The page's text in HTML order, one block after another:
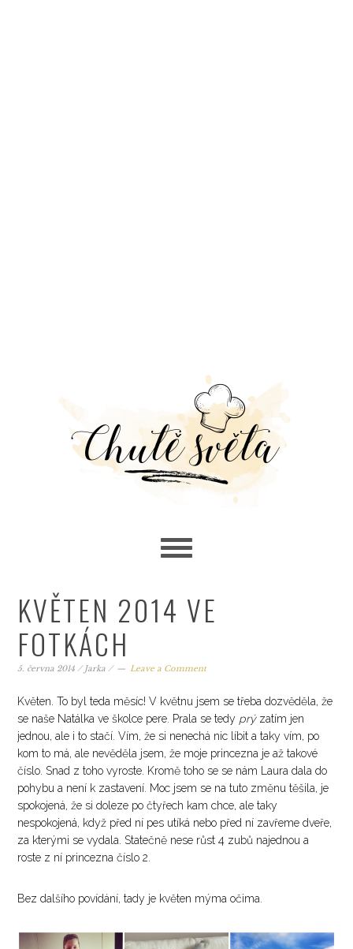
KVĚTEN 2014 VE
FOTKÁCH
5. června 2014 /Jarka / Leave a Comment
Květen. To byl teda měsíc! V květnu jsem se třeba dozvěděla, že
se naše Natálka ve školce pere. Prala se tedy prý zatím jen
jednou, ale i to stačí. Vím, že si nenechá nic líbit a taky vím, po
kom to má, ale nevěděla jsem, že moje princezna je až takové
číslo. Snad z toho vyroste. Kromě toho se se nám Laura dala do
pohybu a není k zastavení. Moc jsem se na tuto změnu těšila, je
spokojená, že si doleze po čtyřech kam chce, ale taky
nespokojená, když před ní pes utíká nebo před ní zavřeme dveře,
za kterými se vydala. Statečně nese růst 4 zubů najednou a
roste z ní princezna číslo 2.
Bez dalšího povídání, tady je květen mýma očima.